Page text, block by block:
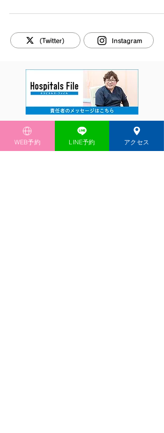
(Twitter) Instagram
ページトップへ戻る
WEB予約 LINE予約 アクセス